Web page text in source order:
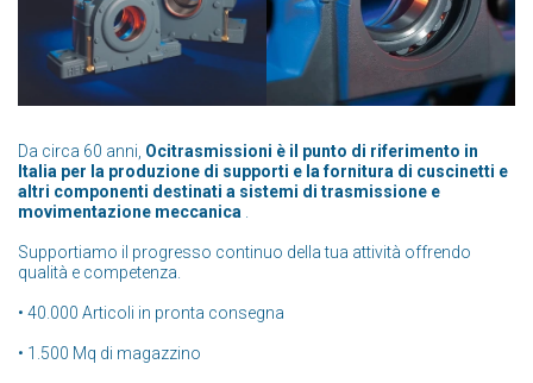
Da circa 60 anni, Ocitrasmissioni è il punto di riferimento in
Italia per la produzione di supporti e la fornitura di cuscinetti e
altri componenti destinati a sistemi di trasmissione e
movimentazione meccanica
Supportiamo il progresso continuo della tua attività offrendo
qualità e competenza.
• 40.000 Articoli in pronta consegna
• 1.500 Mq di magazzino